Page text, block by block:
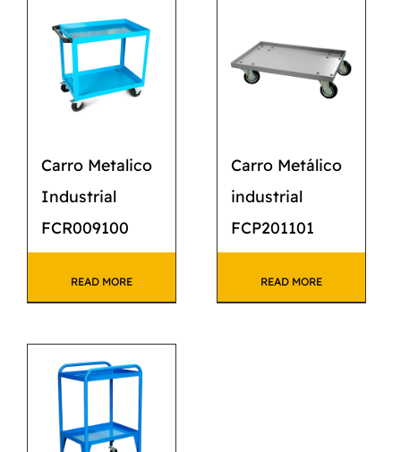
Carro Metalico
Industrial
FCR009100
READ MORE
Carro Metálico
industrial
FCP201101
READ MORE